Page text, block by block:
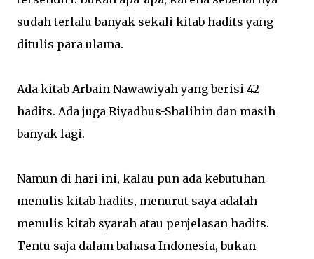
sudah terlalu banyak sekali kitab hadits yang
ditulis para ulama.
Ada kitab Arbain Nawawiyah yang berisi 42
hadits. Ada juga Riyadhus-Shalihin dan masih
banyak lagi.
Namun di hari ini, kalau pun ada kebutuhan
menulis kitab hadits, menurut saya adalah
menulis kitab syarah atau penjelasan hadits.
Tentu saja dalam bahasa Indonesia, bukan